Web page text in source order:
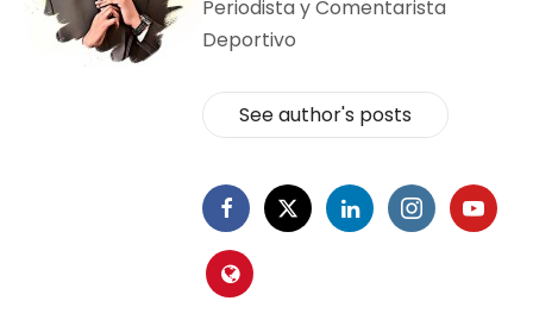
Periodista y Comentarista
Deportivo
See author's posts